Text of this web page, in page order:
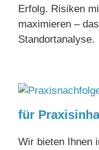
Erfolg. Risiken
maximieren –
Standortanalyse.
für
Wir bieten Ihnen